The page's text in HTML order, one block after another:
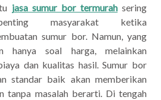
jasa sumur bor termurahsering
masyarakat ketika
sumur bor. Namun, yang
hanya soal harga, melainkan
dan kualitas hasil. Sumur bor
standar baik akan memberikan
tanpa masalah berarti. Di tengah